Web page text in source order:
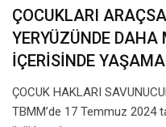
ÇOCUKLARI
YERYÜZÜNDE DAHA
İÇERİSİNDE
ÇOCUK HAKLARI
TBMM’de 17 Temmuz 2024